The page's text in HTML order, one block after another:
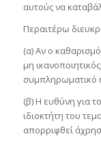
αυτούς να
Περαιτέρω
(α) Αν ο
μη
συμπληρωματικό
(β) Η ευθύνη για
ιδιοκτήτη του
απορριφθεί